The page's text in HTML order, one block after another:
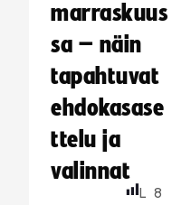
marraskuus
sa – näin
tapahtuvat
ehdokasase
ttelu ja
valinnat
L 8